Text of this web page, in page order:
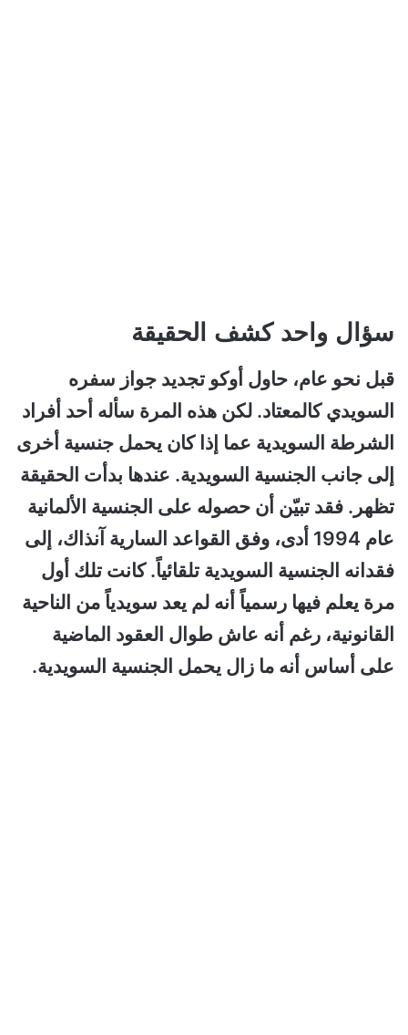
سؤال واحد كشف الحقيقة
قبل نحو عام، حاول أوكو تجديد جواز سفره
السويدي كالمعتاد. لكن هذه المرة سأله أحد أفراد
الشرطة السويدية عما إذا كان يحمل جنسية أخرى
إلى جانب الجنسية السويدية. عندها بدأت الحقيقة
تظهر. فقد تبيّن أن حصوله على الجنسية الألمانية
عام 1994 أدى، وفق القواعد السارية آنذاك، إلى
فقدانه الجنسية السويدية تلقائياً. كانت تلك أول
مرة يعلم فيها رسمياً أنه لم يعد سويدياً من الناحية
القانونية، رغم أنه عاش طوال العقود الماضية
على أساس أنه ما زال يحمل الجنسية السويدية.